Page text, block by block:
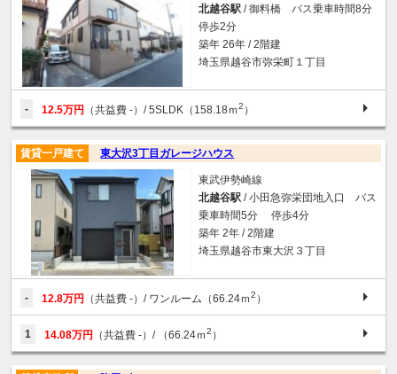
北越谷駅 / 御料橋 バス乗車時間8分
停歩2分
築年 26年 / 2階建
埼玉県越谷市弥栄町１丁目
- 12.5万円 （共益費 -）/ 5SLDK（158.18ｍ2 ）
東大沢3丁目ガレージハウス
賃貸一戸建て
東武伊勢崎線
北越谷駅 / 小田急弥栄団地入口 バス
乗車時間5分 停歩4分
築年 2年 / 2階建
埼玉県越谷市東大沢３丁目
- 12.8万円 （共益費 -）/ ワンルーム（66.24ｍ2 ）
1 14.08万円 （共益費 -）/ （66.24ｍ2 ）